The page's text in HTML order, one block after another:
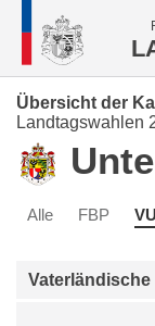
Übersicht der
Landtagswahlen
Alle FBP VU
Vaterländische